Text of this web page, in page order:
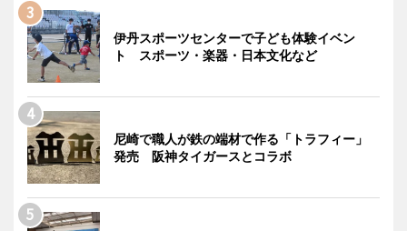
伊丹スポーツセンターで子ども体験イベン
ト スポーツ・楽器・日本文化など
尼崎で職人が鉄の端材で作る「トラフィー」
発売 阪神タイガースとコラボ